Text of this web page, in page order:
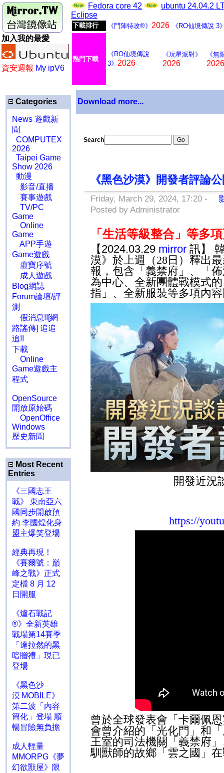
加入我的最愛
資安週報 My ipV6
Fedora core 42
ubuntu 24.04.2
Eclipse
下載排行 《鬥陣特攻®》 2026 《RO仙境傳說 3
熱門下載
《RO仙境傳說
3》 2026
《玩星派對》
2026
《無
2026
Categories
News 遊戲新
聞
COMPUTEX
2026
Taipei Game
Show 2026
動漫
影音/直播
賽事遊戲
TV/PC
Game
Online
Game
APP手遊
Game遊戲
虛寶序號
成人遊戲
Blog網誌
Forum論壇/評
測
假消息!![網
路謠傳] 追追
追!!
下載
Online
Game遊戲主
程式
OpenSource
開放原始碼
OpenOffice
Windows
歷史新聞
Most Recent
Entries
《三國志王
戰》 東南亞六
國同步開啟預
約 李國煌化身
盟主爆笑登場
經典再現！
《賽爾號：巔
峰之戰》正式
定檔 8 月 12
日開服
《爐石戰記
®》全新英雄
戰場第14賽季
「達拉然的黑
暗贈禮」現已
登場
《黑色沙
漠 MOBILE》
第二波「內容
簡化」登場 順
暢冒險無負擔
成人輕量
MMORPG《夢
幻欲獸屋》限
Download more...
Search
《黑色沙漠》開發者評論
Friday, March 29, 2024, 17:20 -
Posted by Administrator
「生活等級整合」等多
【2024.03.29 mirror 訊】
漠》於上週（28日）釋出
報，包含「義禁府 」 、「
為中心、全新團體戰模式
指」、全新服裝等多項內
開發近況
https://
曾於全球發表會「卡爾佩
會曾介紹的「光化門 」 和
王室的司法機關「義禁府 」
馴獸師的故鄉「雲之國」